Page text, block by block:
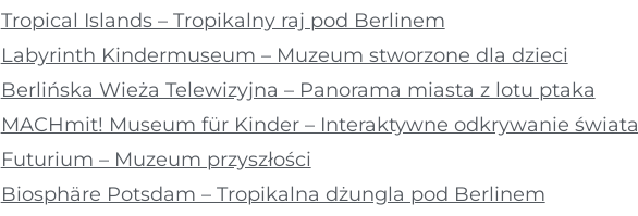
Tropical Islands – Tropikalny raj pod Berlinem
Labyrinth Kindermuseum – Muzeum stworzone dla dzieci
Berlińska Wieża Telewizyjna – Panorama miasta z lotu ptaka
MACHmit! Museum für Kinder – Interaktywne odkrywanie świata
Futurium – Muzeum przyszłości
Biosphäre Potsdam – Tropikalna dżungla pod Berlinem